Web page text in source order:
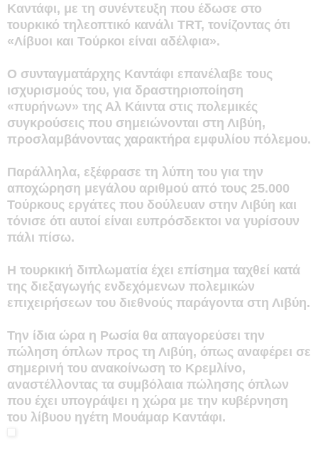
Καντάφι, με τη συνέντευξη που έδωσε στο
τουρκικό τηλεοπτικό κανάλι TRT, τονίζοντας ότι
«Λίβυοι και Τούρκοι είναι αδέλφια».
Ο συνταγματάρχης Καντάφι επανέλαβε τους
ισχυρισμούς του, για δραστηριοποίηση
«πυρήνων» της Αλ Κάιντα στις πολεμικές
συγκρούσεις που σημειώνονται στη Λιβύη,
προσλαμβάνοντας χαρακτήρα εμφυλίου πόλεμου.
Παράλληλα, εξέφρασε τη λύπη του για την
αποχώρηση μεγάλου αριθμού από τους 25.000
Τούρκους εργάτες που δούλευαν στην Λιβύη και
τόνισε ότι αυτοί είναι ευπρόσδεκτοι να γυρίσουν
πάλι πίσω.
Η τουρκική διπλωματία έχει επίσημα ταχθεί κατά
της διεξαγωγής ενδεχόμενων πολεμικών
επιχειρήσεων του διεθνούς παράγοντα στη Λιβύη.
Την ίδια ώρα η Ρωσία θα απαγορεύσει την
πώληση όπλων προς τη Λιβύη, όπως αναφέρει σε
σημερινή του ανακοίνωση το Κρεμλίνο,
αναστέλλοντας τα συμβόλαια πώλησης όπλων
που έχει υπογράψει η χώρα με την κυβέρνηση
του λίβυου ηγέτη Μουάμαρ Καντάφι.